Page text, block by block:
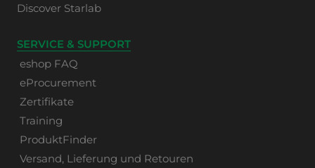
Discover Starlab
SERVICE & SUPPORT
eshop FAQ
eProcurement
Zertifikate
Training
ProduktFinder
Versand, Lieferung und Retouren